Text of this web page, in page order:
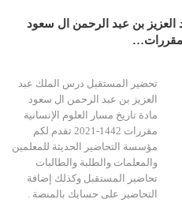
بن عبد الرحمن ال سعود
مقررات…
تحضير المستقبل درس الملك عبد
العزيز بن عبد الرحمن ال سعود
مادة تاريخ مسار العلوم الإنسانية
مقررات 1442-2021 تقدم لكم
مؤسسة التحاضير الحديثة للمعلمين
والمعلمات والطلبة والطالبات
تحاضير المستقبل وكذلك إضافة
التحاضير على حسابك بالمنصة .